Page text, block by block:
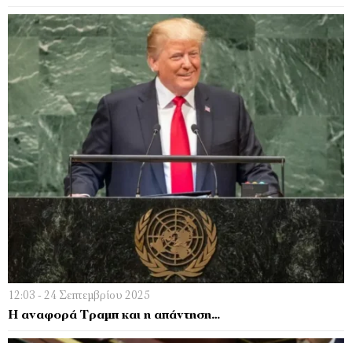
12:03 - 24 Σεπτεμβρίου 2025
Η αναφορά Τραμπ και η απάντηση…